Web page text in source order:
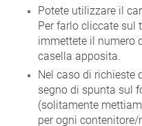
Potete utilizzare il
Per farlo cliccate sul
immettete il numero
casella apposita.
Nel caso di richieste
segno di spunta sul
(solitamente
per ogni